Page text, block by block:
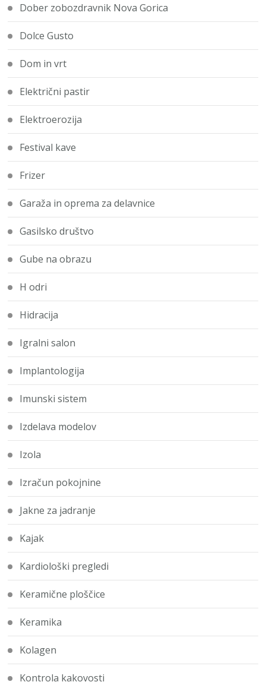
Dober zobozdravnik Nova Gorica
Dolce Gusto
Dom in vrt
Električni pastir
Elektroerozija
Festival kave
Frizer
Garaža in oprema za delavnice
Gasilsko društvo
Gube na obrazu
H odri
Hidracija
Igralni salon
Implantologija
Imunski sistem
Izdelava modelov
Izola
Izračun pokojnine
Jakne za jadranje
Kajak
Kardiološki pregledi
Keramične ploščice
Keramika
Kolagen
Kontrola kakovosti